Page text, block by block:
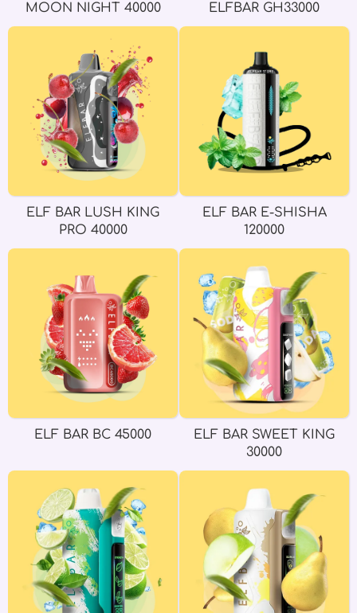
MOON NIGHT 40000 ELFBAR GH33000
ELF BAR LUSH KING
PRO 40000
ELF BAR E-SHISHA
120000
ELF BAR BC 45000
ELF BAR SWEET KING
30000